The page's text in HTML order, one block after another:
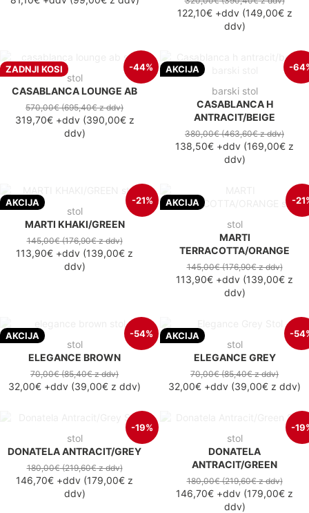
122,10€+ddv(149,00€z
ddv)
ZADNJI KOSI -44%
stol
CASABLANCA LOUNGE AB
570,00€(695,40€z ddv)
319,70€+ddv(390,00€z
ddv)
AKCIJA -
barski stol
CASABLANCA H
ANTRACIT/BEIGE
380,00€(463,60€z ddv)
138,50€ +ddv (169,00€ z
ddv)
AKCIJA -21%
stol
MARTI KHAKI/GREEN
145,00€(176,90€z ddv)
113,90€ +ddv (139,00€ z
ddv)
AKCIJA -
stol
MARTI
TERRACOTTA/ORANGE
145,00€(176,90€z ddv)
113,90€ +ddv (139,00€ z
ddv)
AKCIJA -54%
stol
ELEGANCE BROWN
70,00€(85,40€z ddv)
32,00€ +ddv (39,00€ z ddv)
AKCIJA -
stol
ELEGANCE GREY
70,00€(85,40€z ddv)
32,00€ +ddv (39,00€ z ddv)
-19%
stol
DONATELA ANTRACIT/GREY
180,00€(219,60€z ddv)
146,70€ +ddv (179,00€ z
ddv)
-
stol
DONATELA
ANTRACIT/GREEN
180,00€(219,60€z ddv)
146,70€ +ddv (179,00€ z
ddv)